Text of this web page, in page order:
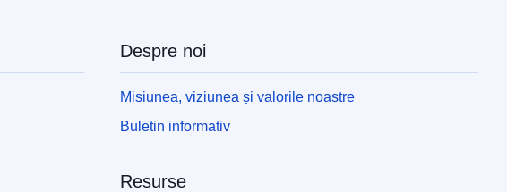
Despre noi
Misiunea, viziunea și valorile noastre
Buletin informativ
Resurse